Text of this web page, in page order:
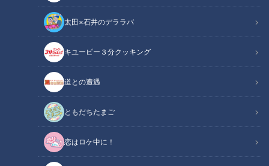
太田×石井のデララバ
キユーピー３分クッキング
道との遭遇
ともだちたまご
恋はロケ中に！
CBCテレビ『花咲かタイムズ』うなずキング
この記事の画像（全9枚）